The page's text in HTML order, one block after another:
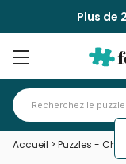
Plus de
Accueil > Puzzles -